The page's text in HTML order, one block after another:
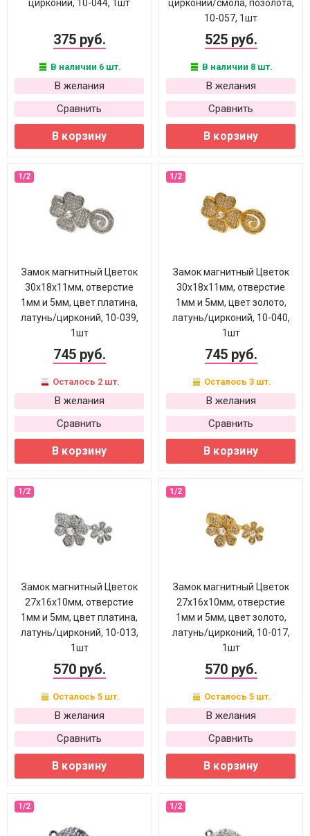
цирконий, 10-044, 1шт
375 руб.
В наличии 6 шт.
В желания
Сравнить
В корзину
цирконий/смола, позолота,
10-057, 1шт
525 руб.
В наличии 8 шт.
В желания
Сравнить
В корзину
Замок магнитный Цветок
30х18х11мм, отверстие
1мм и 5мм, цвет платина,
латунь/цирконий, 10-039,
1шт
745 руб.
Осталось 2 шт.
В желания
Сравнить
В корзину
Замок магнитный Цветок
30х18х11мм, отверстие
1мм и 5мм, цвет золото,
латунь/цирконий, 10-040,
1шт
745 руб.
Осталось 3 шт.
В желания
Сравнить
В корзину
Замок магнитный Цветок
27х16х10мм, отверстие
1мм и 5мм, цвет платина,
латунь/цирконий, 10-013,
1шт
570 руб.
Осталось 5 шт.
В желания
Сравнить
В корзину
Замок магнитный Цветок
27х16х10мм, отверстие
1мм и 5мм, цвет золото,
латунь/цирконий, 10-017,
1шт
570 руб.
Осталось 5 шт.
В желания
Сравнить
В корзину